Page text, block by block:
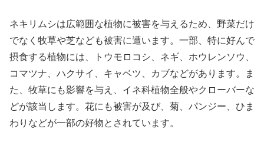
ネキリムシは広範囲な植物に被害を与えるため、野菜だけ
でなく牧草や芝なども被害に遭います。一部、特に好んで
摂食する植物には、トウモロコシ、ネギ、ホウレンソウ、
コマツナ、ハクサイ、キャベツ、カブなどがあります。ま
た、牧草にも影響を与え、イネ科植物全般やクローバーな
どが該当します。花にも被害が及び、菊、パンジー、ひま
わりなどが一部の好物とされています。